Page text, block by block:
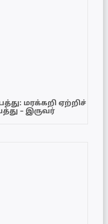
மரக்கறி ஏற்றிச்
– இருவர்